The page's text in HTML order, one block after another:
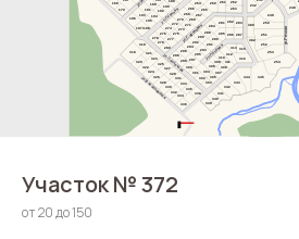
Участок № 372
от 20 до 150